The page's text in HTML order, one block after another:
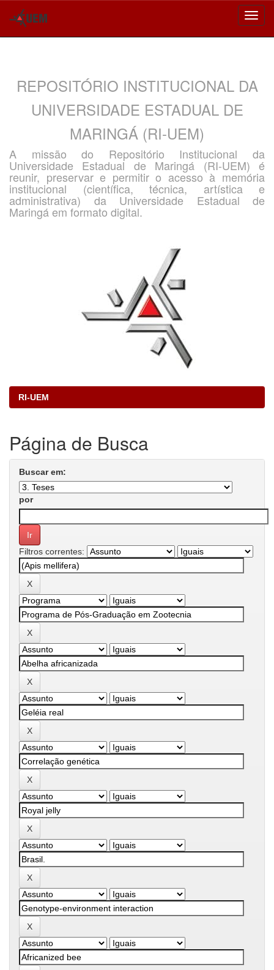
REPOSITÓRIO INSTITUCIONAL DA
UNIVERSIDADE ESTADUAL DE
MARINGÁ (RI-UEM)
A missão do Repositório Institucional da
Universidade Estadual de Maringá (RI-UEM) é
reunir, preservar e permitir o acesso à memória
institucional (científica, técnica, artística e
administrativa) da Universidade Estadual de
Maringá em formato digital.
RI-UEM
Página de Busca
Buscar em:
por
Filtros correntes: